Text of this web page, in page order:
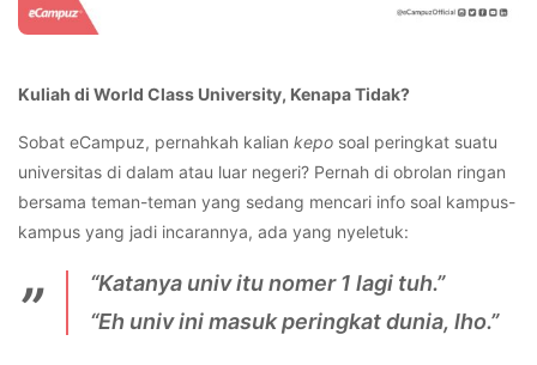
Kuliah di World Class University, Kenapa Tidak?
Sobat eCampuz, pernahkah kalian kepo soal peringkat suatu
universitas di dalam atau luar negeri? Pernah di obrolan ringan
bersama teman-teman yang sedang mencari info soal kampus-
kampus yang jadi incarannya, ada yang nyeletuk:
“Katanya univ itu nomer 1 lagi tuh.”
“Eh univ ini masukperingkat dunia, lho.”